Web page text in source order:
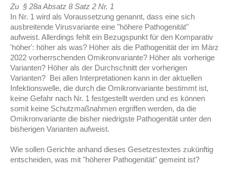
Zu § 28a Absatz 8 Satz 2 Nr. 1
In Nr. 1 wird als Voraussetzung genannt, dass eine sich
ausbreitende Virusvariante eine "höhere Pathogenität"
aufweist. Allerdings fehlt ein Bezugspunkt für den Komparativ
'höher': höher als was? Höher als die Pathogenität der im März
2022 vorherrschenden Omikronvariante? Höher als vorherige
Varianten? Höher als der Durchschnitt der vorherigen
Varianten? Bei allen Interpretationen kann in der aktuellen
Infektionswelle, die durch die Omikronvariante bestimmt ist,
keine Gefahr nach Nr. 1 festgestellt werden und es können
somit keine Schutzmaßnahmen ergriffen werden, da die
Omikronvariante die bisher niedrigste Pathogenität unter den
bisherigen Varianten aufweist.
Wie sollen Gerichte anhand dieses Gesetzestextes zukünftig
entscheiden, was mit "höherer Pathogenität" gemeint ist?